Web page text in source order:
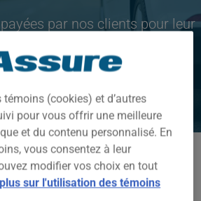
par nos clients pour leur
de marque FIAT 124 2018
ÉCONOMISER SUR VOTRE
ASSURANCE AUTO(cookies) et d’autres
pour vous offrir une meilleure
et du contenu personnalisé. En
vous consentez à leur
modifier vos choix en tout
sur l'utilisation des témoins